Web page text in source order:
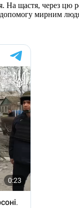
На щастя, через цю
допомогу мирним